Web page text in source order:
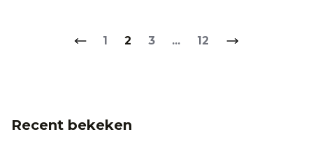
1 2 3 ... 12
Recent bekeken